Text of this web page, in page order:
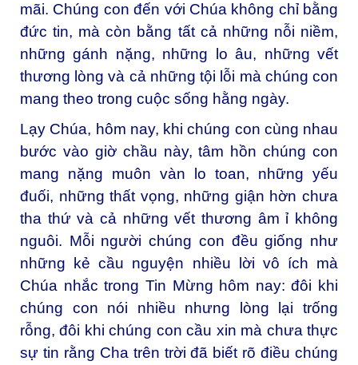
mãi. Chúng con đến với Chúa không chỉ bằng
đức tin, mà còn bằng tất cả những nỗi niềm,
những gánh nặng, những lo âu, những vết
thương lòng và cả những tội lỗi mà chúng con
mang theo trong cuộc sống hằng ngày.
Lạy Chúa, hôm nay, khi chúng con cùng nhau
bước vào giờ chầu này, tâm hồn chúng con
mang nặng muôn vàn lo toan, những yếu
đuối, những thất vọng, những giận hờn chưa
tha thứ và cả những vết thương âm ỉ không
nguôi. Mỗi người chúng con đều giống như
những kẻ cầu nguyện nhiều lời vô ích mà
Chúa nhắc trong Tin Mừng hôm nay: đôi khi
chúng con nói nhiều nhưng lòng lại trống
rỗng, đôi khi chúng con cầu xin mà chưa thực
sự tin rằng Cha trên trời đã biết rõ điều chúng